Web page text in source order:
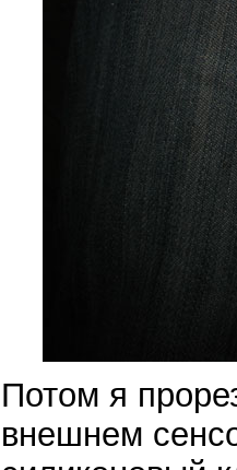
Потом я
внешнем